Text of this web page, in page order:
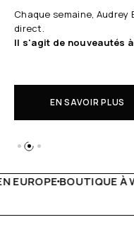
Chaque semaine,
direct.
Il s'agit de nouveautés
EN SAVOIR PLUS
LIVRAISON